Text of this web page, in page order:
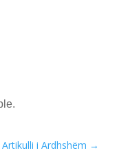
Artikulli i Ardhshëm →